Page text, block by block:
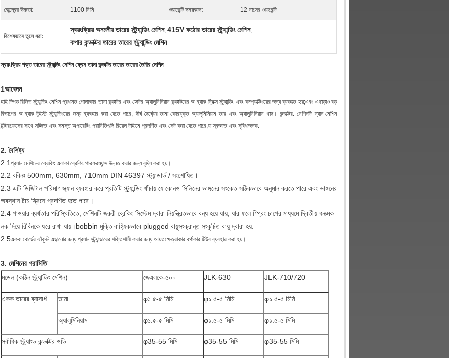
কেন্দ্রের উচ্চতা: 1100 মিমি ওয়ারেন্টি সময়কাল: 12 মাসের ওয়ারেন্টি
বিশেষভাবে তুলে ধরা:
স্বয়ংক্রিয় অনমনীয় তারের স্ট্র্যান্ডিং মেশিন, 415V কঠোর তারের স্ট্র্যান্ডিং মেশিন,
কপার কন্ডাক্টর তারের তারের স্ট্র্যান্ডিং মেশিন
স্বয়ংক্রিয় শক্ত তারের স্ট্র্যান্ডিং মেশিন ফ্রেম তামা কন্ডাক্টর তারের তারের তৈরির মেশিন
1আবেদন
হাই স্পিড রিজিড স্ট্র্যান্ডিং মেশিন প্রধানত গোলাকার তামা কন্ডাক্টর এবং সেক্টর অ্যালুমিনিয়াম কন্ডাক্টরের অ-ব্যাক-ট্রিক্স স্ট্র্যান্ডিং এবং কম্প্যাক্টিংয়ের জন্য ব্যবহৃত হয়;এবং এছাড়াও বড়
বিভাগের অ-ব্যাক-টুইস্ট স্ট্র্যান্ডিংয়ের জন্য ব্যবহার করা যেতে পারে, দীর্ঘ দৈর্ঘ্যের তামা-কোরযুক্ত অ্যালুমিনিয়াম তার এবং অ্যালুমিনিয়াম খাদ। কন্ডাক্টর. মেশিনটি ম্যান-মেশিন
ইন্টারফেসের সাথে সজ্জিত এবং সমস্ত অপারেটিং পরামিতিগুলি রিয়েল টাইমে প্রদর্শিত এবং সেট করা যেতে পারে,যা স্বজ্ঞাত এবং সুবিধাজনক.
2. বৈশিষ্ট্য
2.1 প্রধান মেশিনের ব্রেকিং এলাকা ব্রেকিং পারফরম্যান্স উন্নত করার জন্য বৃদ্ধি করা হয়।
2.2 ববিনঃ 500mm, 630mm, 710mm DIN 46397 স্ট্যান্ডার্ড / সংশোধিত।
2.3 এটি ডিজিটাল পরিমাণ স্ক্যান ব্যবহার করে প্রতিটি স্ট্র্যান্ডিং খাঁচায় যে কোনও সিলিনের ভাঙ্গনের সংকেত সঠিকভাবে অনুমান করতে পারে এবং ভাঙ্গনের
অবস্থান টাচ স্ক্রিনে প্রদর্শিত হতে পারে।
2.4 পাওয়ার ব্যর্থতার পরিস্থিতিতে, মেশিনটি জরুরী ব্রেকিং সিস্টেম দ্বারা নিয়ন্ত্রিতভাবে বন্ধ হয়ে যায়, যার ফলে স্প্রিং চাপের মাধ্যমে দ্বিতীয় ধনাত্মক
লক দিয়ে রিবিনকে ধরে রাখা যায়।bobbin মুক্তি বাহ্যিকভাবে plugged বায়ুসংক্রান্ত সংকুচিত বায়ু দ্বারা হয়.
2.5একক বোর্ডের ঝাঁকুনি এড়ানোর জন্য প্রধান স্ট্র্যান্ডারের শক্তিশালী করার জন্য আয়তক্ষেত্রাকার বর্গাকার টিউব ব্যবহার করা হয়।
3. মেশিনের পরামিতি
মডেল (কঠিন স্ট্র্যান্ডিং মেশিন)
জেএলকে-৫০০ JLK-630 JLK-710/720
একক তারের ব্যাসার্ধ তামা φ১.৫-৫ মিমি φ১.৫-৫ মিমি φ১.৫-৫ মিমি
অ্যালুমিনিয়াম φ১.৫-৫ মিমি φ১.৫-৫ মিমি φ১.৫-৫ মিমি
সর্বাধিক স্ট্র্যাংড কন্ডাক্টর ওডি φ35-55 মিমি φ35-55 মিমি φ35-55 মিমি